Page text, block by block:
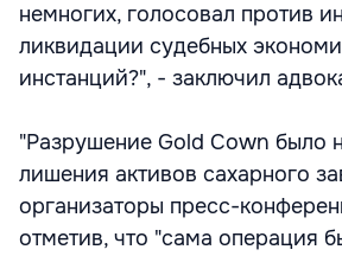
немногих, голосовал против
ликвидации судебных
инстанций?", - заключил
"Разрушение Gold Cown было
лишения активов сахарного
организаторы пресс-
отметив, что "сама операция